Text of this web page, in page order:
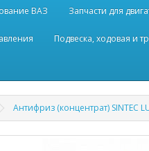
ВАЗ Запчасти для
Подвеска, ходовая и
Антифриз (концентрат) SINTEC